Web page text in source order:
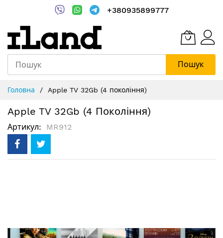
+380935899777
Пошук
Content
Головна Apple TV 32Gb (4 покоління)
Apple TV 32Gb (4 Покоління)
Артикул MR912